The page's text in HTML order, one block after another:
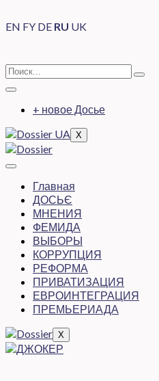
EN FY DE RU UK
+ новое Досье
X
Главная
ДОСЬЄ
МНЕНИЯ
ФЕМИДА
ВЫБОРЫ
КОРРУПЦИЯ
РЕФОРМА
ПРИВАТИЗАЦИЯ
ЕВРОИНТЕГРАЦИЯ
ПРЕМЬЕРИАДА
X